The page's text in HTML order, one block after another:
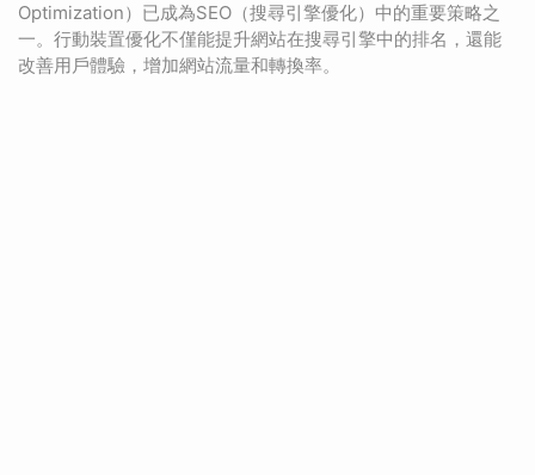
Optimization）已成為SEO（搜尋引擎優化）中的重要策略之
一。行動裝置優化不僅能提升網站在搜尋引擎中的排名，還能
改善用戶體驗，增加網站流量和轉換率。